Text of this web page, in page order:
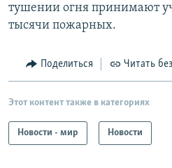
тушении огня принимают
тысячи пожарных.
Поделиться Читать
Этот контент также в категориях
Новости - мир Новости